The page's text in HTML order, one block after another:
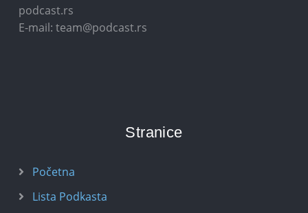
podcast.rs
E-mail: team@podcast.rs
Stranice
Početna
Lista Podkasta